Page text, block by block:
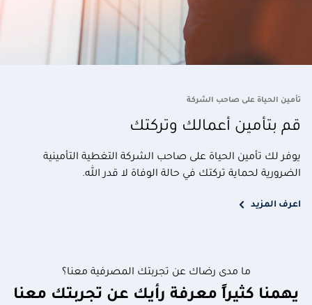
تأمين الحياة على صاحب الشركة
قم بتأمين أعمالك وتركتك
يوفر لك تأمين الحياة على صاحب الشركة التغطية التأمينية
الضرورية لحماية تركتك في حالة الوفاة لا قدر الله.
اعرف المزيد
ما مدى رضاك عن تجربتك المصرفية معنا؟
يهمنا كثيراً معرفة رأيك عن تجربتك معنا